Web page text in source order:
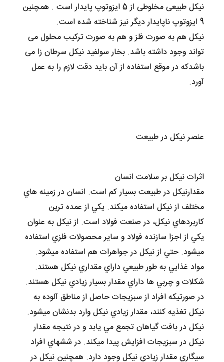
نیکل طبیعی مخلوطی از 5 ایزوتوپ پایدار است . همچنین
9 ایزوتوپ ناپایدار دیگر نیز شناخته شده است.
نیکل هم به صورت فلز و هم به صورت ترکیب محلول می
تواند وجود داشته باشد. بخار سولفید نیکل سرطان زا می
باشدکه در موقع استفاده از آن باید دقت لازم را به عمل
آورد.
عنصر نيکل در طبيعت
اثرات نيکل بر سلامت انسان
مقدارنيکل در طبيعت بسيار کم است. انسان در زمينه هاي
مختلف از نيکل استفاده ميکند. يکي از عمده ترين
کاربردهاي نيکل، در صنعت فولاد است. از نيکل به عنوان
يکي از اجزا سازنده فولاد و ساير محصولات فلزي استفاده
ميشود. حتي از نيکل در جواهرات هم استفاده ميشود.
مواد غذايي به طور طبيعي داراي مقداري نيکل هستند.
شکلات و چربي ها داراي مقدار بسيار زيادي نيکل هستند.
در صورتيکه افراد از سبزيجات حاصل از مناطق آلوده به
نيکل تغذيه کنند، مقدار زيادي نيکل وارد بدنشان ميشود.
نيکل در بافت گياهان تجمع مي يابد و در نتيجه مقدار
نيکل در سبزيجات افزايش پيدا ميکند. در ششهاي افراد
سيگاري مقدار زيادي نيکل وجود دارد. همچنين نيکل در